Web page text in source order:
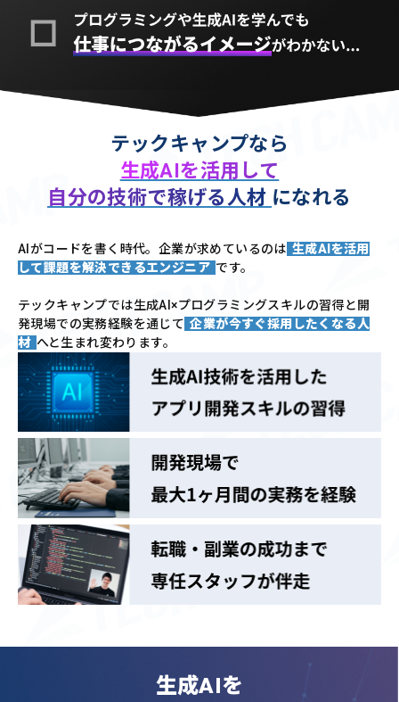
テックキャンプなら
生成AIを活用して
自分の技術で稼げる人材 になれる
AIがコードを書く時代。企業が求めているのは 生成AIを活用
して課題を解決できるエンジニア です。
テックキャンプでは生成AI×プログラミングスキルの習得と開
発現場での実務経験を通じて 企業が今すぐ採用したくなる人
材 へと生まれ変わります。
生成AIを